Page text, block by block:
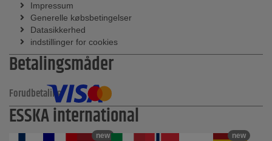
Impressum
Generelle købsbetingelser
Datasikkerhed
indstillinger for cookies
Betalingsmåder
Forudbetaling
ESSKA international
new new